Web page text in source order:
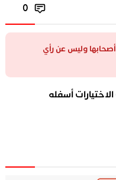
0
وليس عن رأي
أسفله